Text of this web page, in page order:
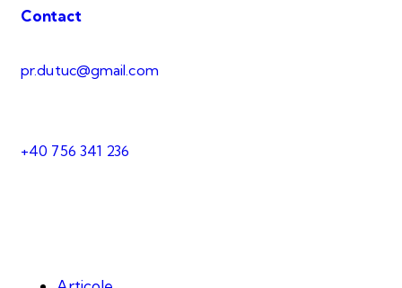
Contact
pr.dutuc@gmail.com
+40 756 341 236